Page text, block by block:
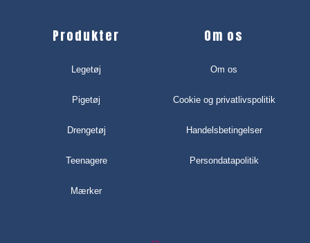
Produkter
Legetøj
Pigetøj
Drengetøj
Teenagere
Mærker
Om os
Om os
Cookie og privatlivspolitik
Handelsbetingelser
Persondatapolitik